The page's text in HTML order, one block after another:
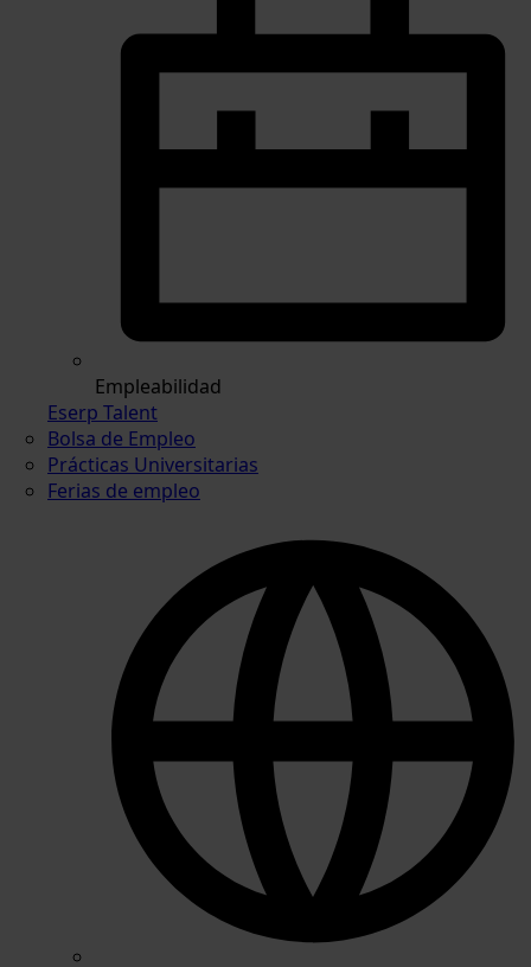
Empleabilidad
Eserp Talent
Bolsa de Empleo
Prácticas Universitarias
Ferias de empleo